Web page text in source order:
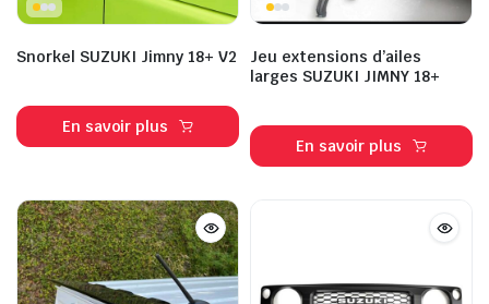
Snorkel SUZUKI Jimny 18+ V2
En savoir plus
Jeu extensions d’ailes
larges SUZUKI JIMNY 18+
En savoir plus